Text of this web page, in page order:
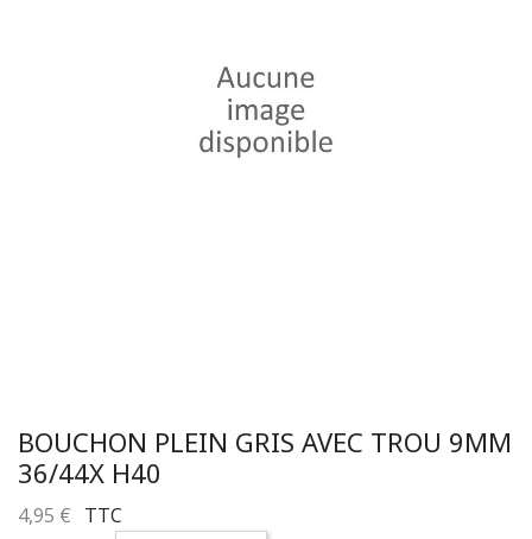
BOUCHON PLEIN GRIS AVEC TROU 9MM
36/44X H40
4,95 € TTC